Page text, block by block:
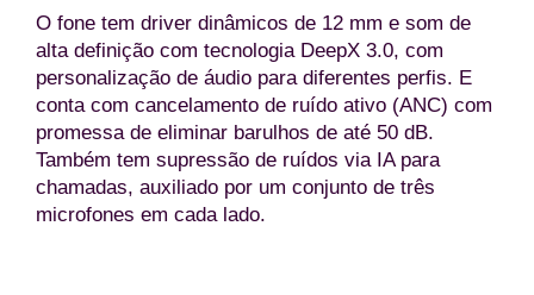
O fone tem driver dinâmicos de 12 mm e som de
alta definição com tecnologia DeepX 3.0, com
personalização de áudio para diferentes perfis. E
conta com cancelamento de ruído ativo (ANC) com
promessa de eliminar barulhos de até 50 dB.
Também tem supressão de ruídos via IA para
chamadas, auxiliado por um conjunto de três
microfones em cada lado.